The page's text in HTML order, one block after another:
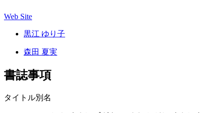
Web Site
黒江 ゆり子
森田 夏実
書誌事項
タイトル別名